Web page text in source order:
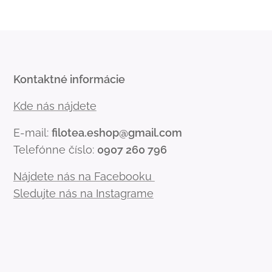
Kontaktné informácie
Kde nás nájdete
E-mail: filotea.eshop@gmail.com
Telefónne číslo: 0907 260 796
Nájdete nás na Facebooku
Sledujte nás na Instagrame